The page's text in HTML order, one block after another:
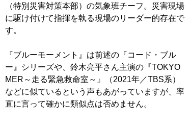
（特別災害対策本部）の気象班チーフ。災害現場
に駆け付けて指揮を執る現場のリーダー的存在で
す。
『ブルーモーメント』は前述の『コード・ブル
ー』シリーズや、鈴木亮平さん主演の『TOKYO
MER～走る緊急救命室～』（2021年／TBS系）
などに似ているという声もあがっていますが、率
直に言って確かに類似点は否めません。